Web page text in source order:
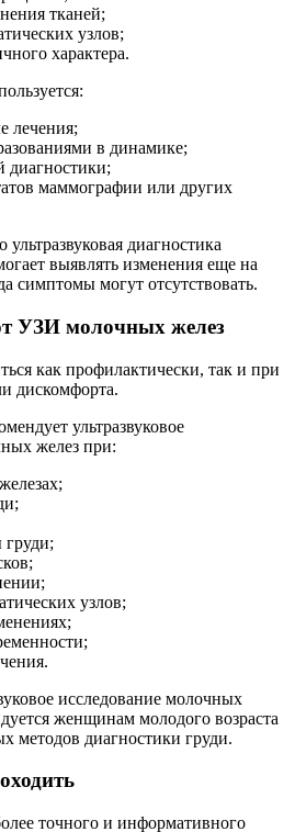
тканей;
узлов;
характера.
лечения;
в динамике;
диагностики;
маммографии или других
диагностика
выявлять изменения еще на
симптомы могут отсутствовать.
УЗИ молочных желез
как профилактически, так и при
дискомфорта.
ультразвуковое
желез при:
узлов;
исследование молочных
женщинам молодого возраста
методов диагностики груди.
точного и информативного